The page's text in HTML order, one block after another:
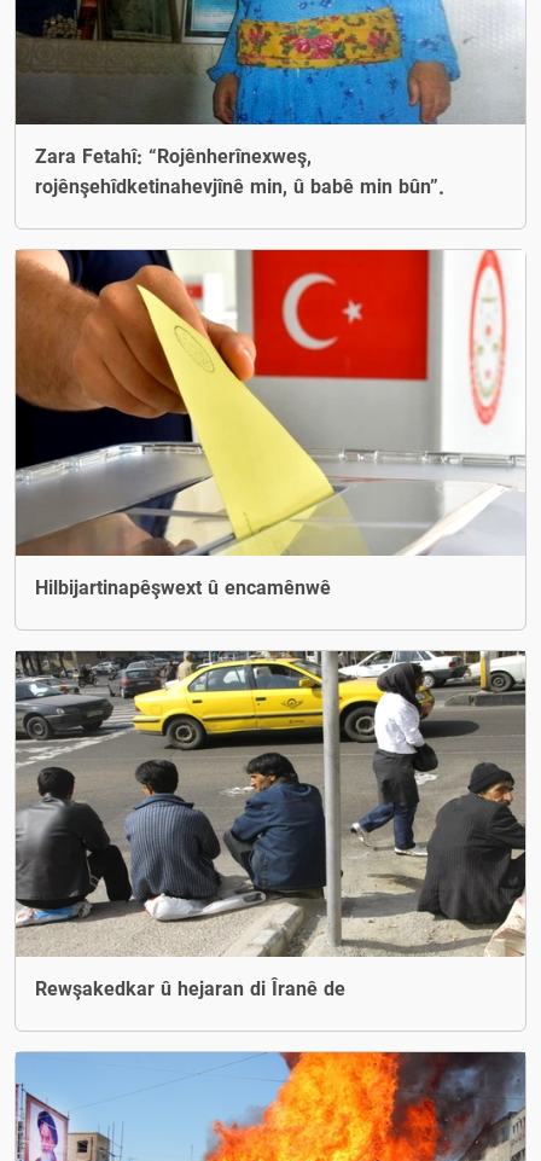
Zara Fetahî: “Rojênherînexweş,
rojênşehîdketinahevjînê min, û babê min bûn”.
Hilbijartinapêşwext û encamênwê
Rewşakedkar û hejaran di Îranê de